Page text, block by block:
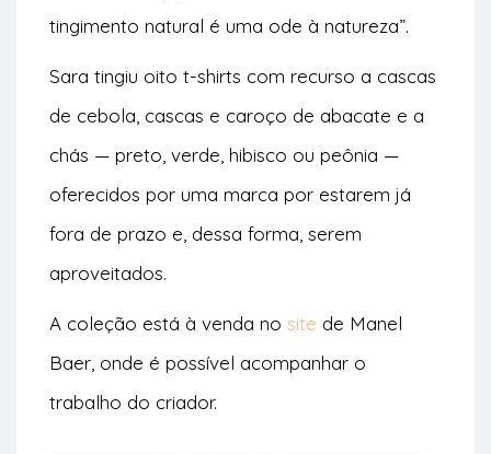
tingimento natural é uma ode à natureza”.
Sara tingiu oito t-shirts com recurso a cascas
de cebola, cascas e caroço de abacate e a
chás — preto, verde, hibisco ou peônia —
oferecidos por uma marca por estarem já
fora de prazo e, dessa forma, serem
aproveitados.
A coleção está à venda no site de Manel
Baer, onde é possível acompanhar o
trabalho do criador.